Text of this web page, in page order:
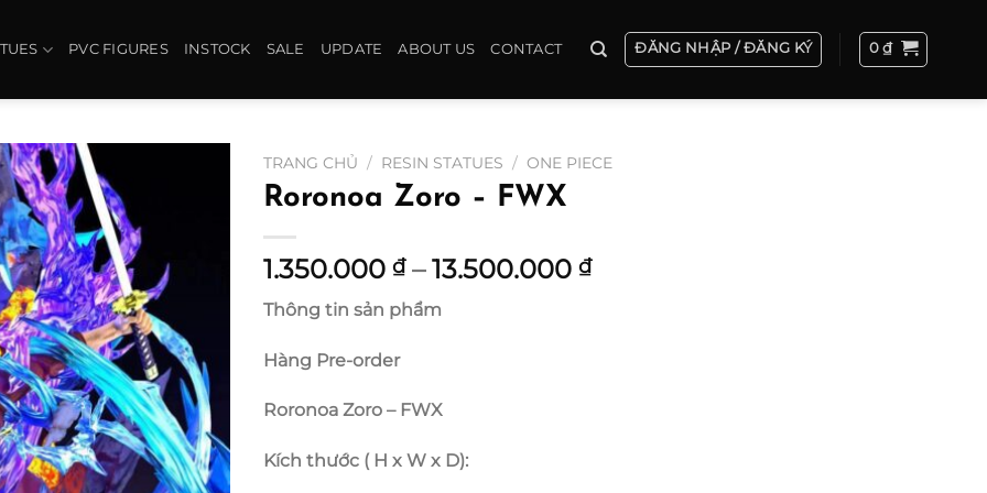
PVC FIGURES INSTOCK SALE UPDATE ABOUT US CONTACT ĐĂNG NHẬP / ĐĂNG KÝ 0₫
TRANG CHỦ / RESIN STATUES / ONE PIECE
Roronoa Zoro – FWX
1.350.000 ₫ – 13.500.000 ₫Khoảng
Thông tin sản phẩm
Hàng Pre-order
Roronoa Zoro – FWX
Kích thước ( H x W x D):